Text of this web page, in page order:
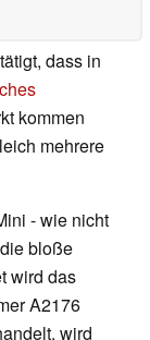
dass in
kommen
mehrere
- wie nicht
bloße
wird das
A2176
wird